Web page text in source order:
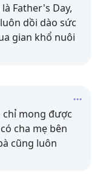
Father's Day,
dồi dào sức
gian khổ nuôi
mong được
cha mẹ bên
cũng luôn